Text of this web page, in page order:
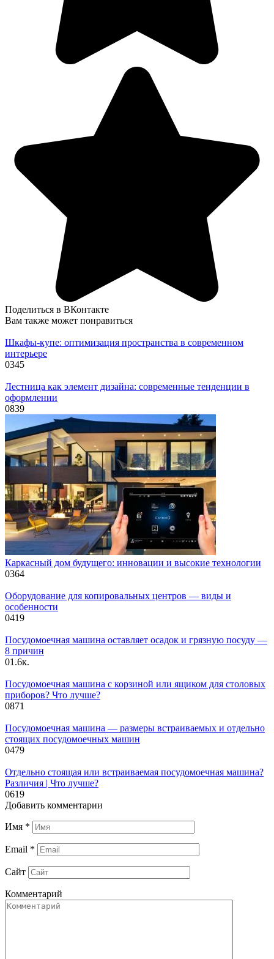
Поделиться в ВКонтакте
Вам также может понравиться
Шкафы-купе: оптимизация пространства в современном
интерьере
0345
Лестница как элемент дизайна: современные тенденции в
оформлении
0839
Каркасный дом будущего: инновации и высокие технологии
0364
Оборудование для копировальных центров — виды и
особенности
0419
Посудомоечная машина оставляет осадок и грязную посуду —
8 причин
01.6к.
Посудомоечная машина с корзиной или ящиком для столовых
приборов? Что лучше?
0871
Посудомоечная машина — размеры встраиваемых и отдельно
стоящих посудомоечных машин
0479
Отдельно стоящая или встраиваемая посудомоечная машина?
Различия | Что лучше?
0619
Добавить комментарии
Имя *
Email *
Сайт
Комментарий